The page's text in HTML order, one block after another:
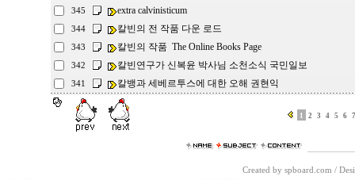
345 extra calvinisticum
344 칼빈의 전 작품 다운 로드
343 칼빈의 작품 The Online Books Page
342 칼빈연구가 신복윤 박사님 소천소식 국민일보
341 칼뱅과 세베르투스에 대한 오해 권현익
1 2 3 4 5 6 7
Created by spboard.com /